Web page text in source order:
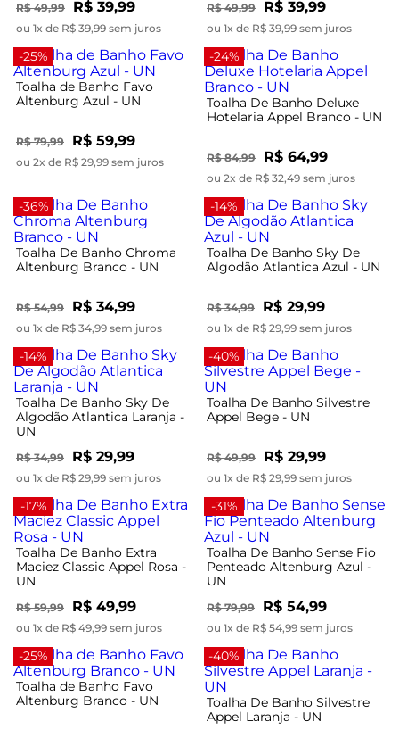
R$ 49,99 R$ 39,99
ou 1x de R$ 39,99 sem juros
R$ 49,99 R$ 39,99
ou 1x de R$ 39,99 sem juros
-25%
Toalha de Banho Favo
Altenburg Azul - UN
R$ 79,99 R$ 59,99
ou 2x de R$ 29,99 sem juros
-24%
Toalha De Banho Deluxe
Hotelaria Appel Branco - UN
R$ 84,99 R$ 64,99
ou 2x de R$ 32,49 sem juros
-36%
Toalha De Banho Chroma
Altenburg Branco - UN
R$ 54,99 R$ 34,99
ou 1x de R$ 34,99 sem juros
-14%
Toalha De Banho Sky De
Algodão Atlantica Azul - UN
R$ 34,99 R$ 29,99
ou 1x de R$ 29,99 sem juros
-14%
Toalha De Banho Sky De
Algodão Atlantica Laranja -
UN
R$ 34,99 R$ 29,99
ou 1x de R$ 29,99 sem juros
-40%
Toalha De Banho Silvestre
Appel Bege - UN
R$ 49,99 R$ 29,99
ou 1x de R$ 29,99 sem juros
-17%
Toalha De Banho Extra
Maciez Classic Appel Rosa -
UN
R$ 59,99 R$ 49,99
ou 1x de R$ 49,99 sem juros
-31%
Toalha De Banho Sense Fio
Penteado Altenburg Azul -
UN
R$ 79,99 R$ 54,99
ou 1x de R$ 54,99 sem juros
-25%
Toalha de Banho Favo
Altenburg Branco - UN
-40%
Toalha De Banho Silvestre
Appel Laranja - UN